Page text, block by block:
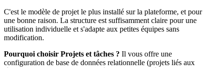
C'est le modèle de projet le plus installé sur la plateforme, et pour
une bonne raison. La structure est suffisamment claire pour une
utilisation individuelle et s'adapte aux petites équipes sans
modification.
Pourquoi choisir Projets et tâches ? Il vous offre une
configuration de base de données relationnelle (projets liés aux